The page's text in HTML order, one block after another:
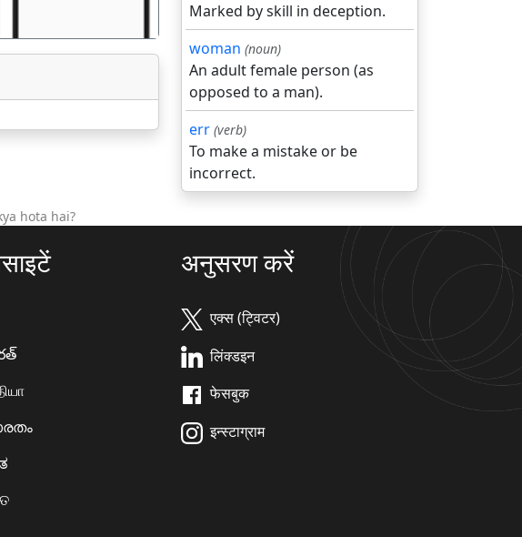
Marked by skill in deception.
woman (noun)
An adult female person (as
opposed to a man).
err (verb)
To make a mistake or be
incorrect.
hota hai?
अनुसरण करें
एक्स (ट्विटर)
लिंक्डइन
फेसबुक
इन्स्टाग्राम